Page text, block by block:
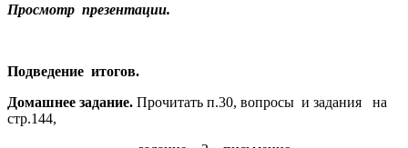
Просмотр презентации.
Подведение итогов.
Домашнее задание. Прочитать п.30, вопросы и задания на
стр.144,